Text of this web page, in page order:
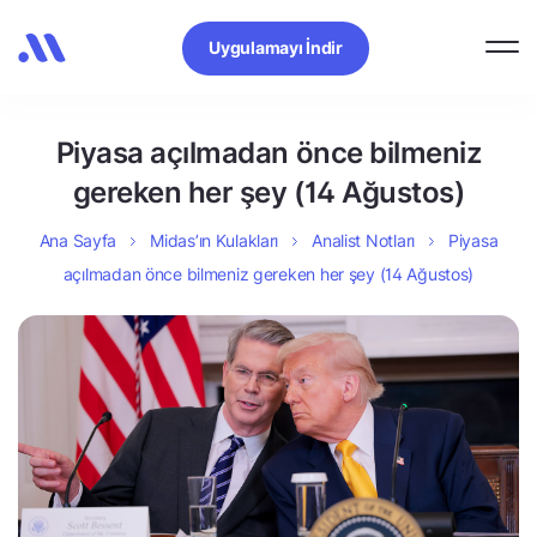
Uygulamayı İndir
Piyasa açılmadan önce bilmeniz
gereken her şey (14 Ağustos)
Ana Sayfa Midas’ın Kulakları Analist Notları
Piyasa
açılmadan önce bilmeniz gereken her şey (14 Ağustos)